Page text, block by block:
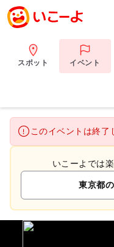
スポット イベント
このイベントは終了
いこーよでは
東京都